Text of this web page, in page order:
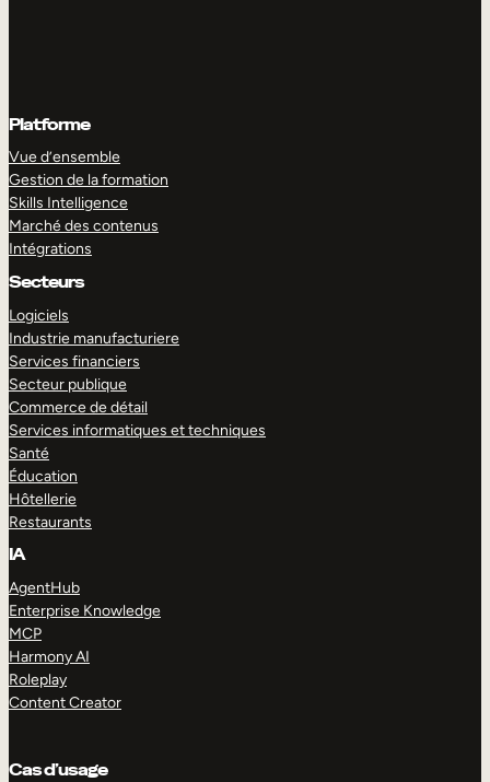
Platforme
Vue d’ensemble
Gestion de la formation
Skills Intelligence
Marché des contenus
Intégrations
Secteurs
Logiciels
Industrie manufacturiere
Services financiers
Secteur publique
Commerce de détail
Services informatiques et techniques
Santé
Éducation
Hôtellerie
Restaurants
IA
AgentHub
Enterprise Knowledge
MCP
Harmony AI
Roleplay
Content Creator
Cas d’usage